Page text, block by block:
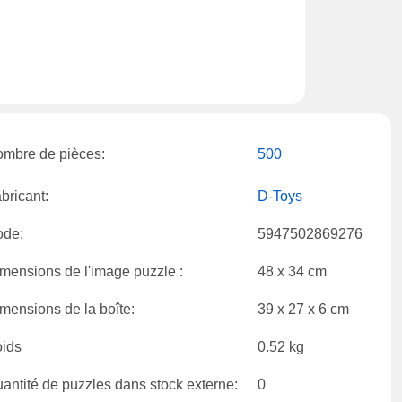
de pièces: 500
D-Toys
5947502869276
de l'image puzzle : 48 x 34 cm
de la boîte: 39 x 27 x 6 cm
0.52 kg
de puzzles dans stock externe: 0